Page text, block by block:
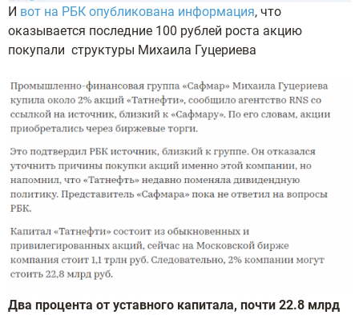
И вот на РБК опубликована информация, что
оказывается последние 100 рублей роста акцию
покупали структуры Михаила Гуцериева
Два процента от уставного капитала, почти 22.8 млрд